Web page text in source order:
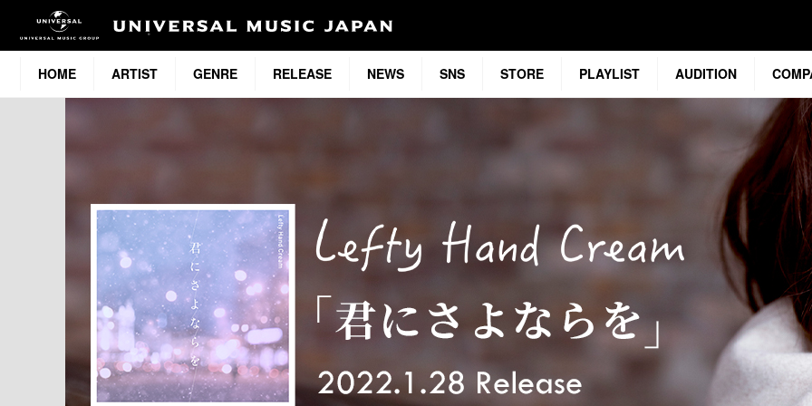
HOME ARTIST GENRE RELEASE NEWS SNS STORE PLAYLIST AUDITION